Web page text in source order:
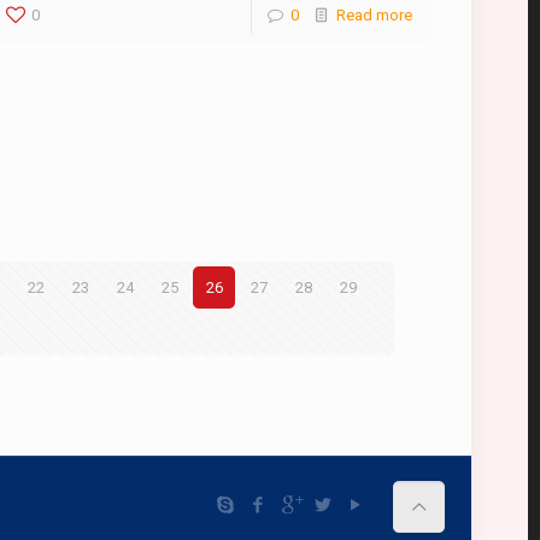
0 0 Read more
22 23 24 25 26 27 28 29